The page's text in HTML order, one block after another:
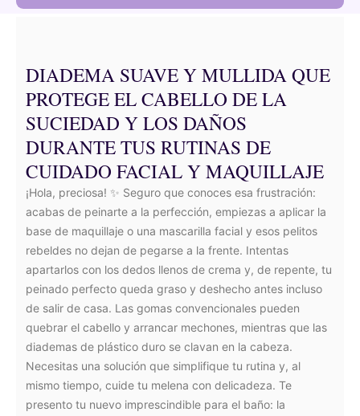
DIADEMA SUAVE Y MULLIDA QUE
PROTEGE EL CABELLO DE LA
SUCIEDAD Y LOS DAÑOS
DURANTE TUS RUTINAS DE
CUIDADO FACIAL Y MAQUILLAJE
¡Hola, preciosa! ✨ Seguro que conoces esa frustración:
acabas de peinarte a la perfección, empiezas a aplicar la
base de maquillaje o una mascarilla facial y esos pelitos
rebeldes no dejan de pegarse a la frente. Intentas
apartarlos con los dedos llenos de crema y, de repente, tu
peinado perfecto queda graso y deshecho antes incluso
de salir de casa. Las gomas convencionales pueden
quebrar el cabello y arrancar mechones, mientras que las
diademas de plástico duro se clavan en la cabeza.
Necesitas una solución que simplifique tu rutina y, al
mismo tiempo, cuide tu melena con delicadeza. Te
presento tu nuevo imprescindible para el baño: la